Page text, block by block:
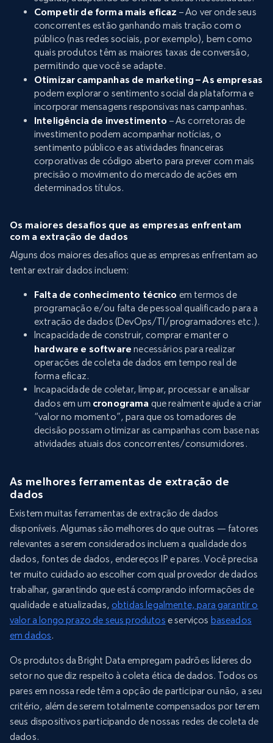
Competir de forma mais eficaz – Ao ver onde seus
concorrentes estão ganhando mais tração com o
público (nas redes sociais, por exemplo), bem como
quais produtos têm as maiores taxas de conversão,
permitindo que você se adapte.
Otimizar campanhas de marketing – As empresas
podem explorar o sentimento social da plataforma e
incorporar mensagens responsivas nas campanhas.
Inteligência de investimento – As corretoras de
investimento podem acompanhar notícias, o
sentimento público e as atividades financeiras
corporativas de código aberto para prever com mais
precisão o movimento do mercado de ações em
determinados títulos.
Os maiores desafios que as empresas enfrentam
com a extração de dados
Alguns dos maiores desafios que as empresas enfrentam ao
tentar extrair dados incluem:
Falta de conhecimento técnico em termos de
programação e/ou falta de pessoal qualificado para a
extração de dados (DevOps/TI/programadores etc.).
Incapacidade de construir, comprar e manter o
hardware e software necessários para realizar
operações de coleta de dados em tempo real de
forma eficaz.
Incapacidade de coletar, limpar, processar e analisar
dados em um cronograma que realmente ajude a criar
“valor no momento”, para que os tomadores de
decisão possam otimizar as campanhas com base nas
atividades atuais dos concorrentes/consumidores.
As melhores ferramentas de extração de
dados
Existem muitas ferramentas de extração de dados
disponíveis. Algumas são melhores do que outras — fatores
relevantes a serem considerados incluem a qualidade dos
dados, fontes de dados, endereços IP e pares. Você precisa
ter muito cuidado ao escolher com qual provedor de dados
trabalhar, garantindo que está comprando informações de
qualidade e atualizadas,obtidas legalmente, para garantir o
valor a longo prazo de seus produtos e serviços baseados
em dados.
Os produtos da Bright Data empregam padrões líderes do
setor no que diz respeito à coleta ética de dados. Todos os
pares em nossa rede têm a opção de participar ou não, a seu
critério, além de serem totalmente compensados por terem
seus dispositivos participando de nossas redes de coleta de
dados.